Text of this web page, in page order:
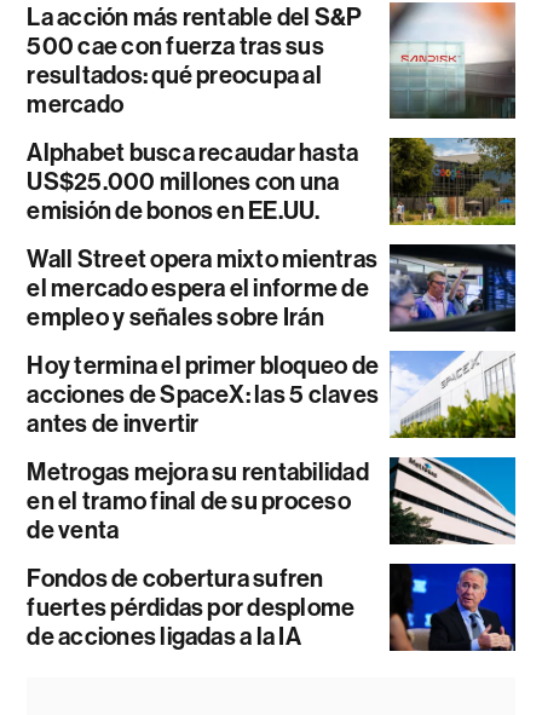
La acción más rentable del S&P
500 cae con fuerza tras sus
resultados: qué preocupa al
mercado
Alphabet busca recaudar hasta
US$25.000 millones con una
emisión de bonos en EE.UU.
Wall Street opera mixto mientras
el mercado espera el informe de
empleo y señales sobre Irán
Hoy termina el primer bloqueo de
acciones de SpaceX: las 5 claves
antes de invertir
Metrogas mejora su rentabilidad
en el tramo final de su proceso
de venta
Fondos de cobertura sufren
fuertes pérdidas por desplome
de acciones ligadas a la IA